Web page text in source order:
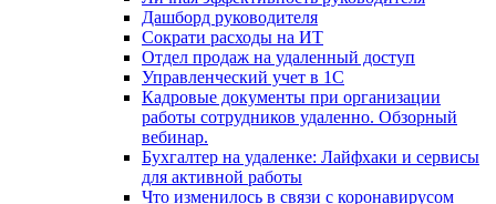
Дашборд руководителя
Сократи расходы на ИТ
Отдел продаж на удаленный доступ
Управленческий учет в 1С
Кадровые документы при организации
работы сотрудников удаленно. Обзорный
вебинар.
Бухгалтер на удаленке: Лайфхаки и сервисы
для активной работы
Что изменилось в связи с коронавирусом